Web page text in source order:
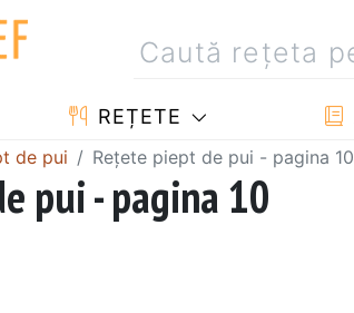
REȚETE
de pui Rețete piept de pui - pagina 10
pui - pagina 10